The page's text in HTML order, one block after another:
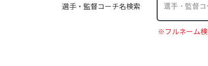
選手・監督コーチ名検索
※フルネーム検